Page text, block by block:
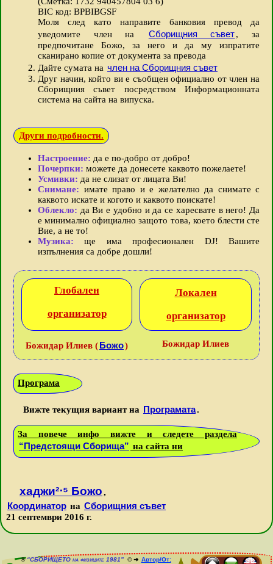
BIC код: BPBIBGSF
Моля след като направите банковия превод да
уведомите член на
Сборищния съвет, за
предпочитане Божо, за него и да му изпратите
сканирано копие от документа за превода
Дайте сумата на член на Сборищния съвет
Друг начин, който ви е съобщен официално от член на
Сборищния съвет посредством Информационната
система на сайта на випуска.
Други подробности.
Настроение: да е по-добро от добро!
Почерпки: можете да донесете каквото пожелаете!
Усмивки: да не слизат от лицата Ви!
Снимане: имате право и е желателно да снимате с
каквото искате и когото и каквото поискате!
Облекло: да Ви е удобно и да се харесвате в него! Да
е минимално официално защото това, което блести сте
Вие, а не то!
Музика: ще има професионален DJ! Вашите
изпълнения са добре дошли!
Глобален
организатор
Локален
организатор
Божидар Илиев (Божо) Божидар Илиев
Програма
Вижте текущия вариант на Програмата.
За повече инфо вижте и следете раздела
“Предстоящи Сборища” на сайта ни
хаджи²⋅⁵ Божо,
Координатор на Сборищния съвет
21 септември 2016 г.
®“СБОРИЩЕТО на физиците 1981”© ➜ Автор/От: